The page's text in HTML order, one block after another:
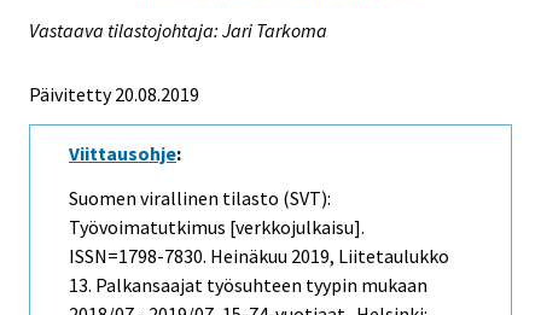
Vastaava tilastojohtaja: Jari Tarkoma
Päivitetty 20.08.2019
Viittausohje:
Suomen virallinen tilasto (SVT):
Työvoimatutkimus [verkkojulkaisu].
ISSN=1798-7830. Heinäkuu 2019, Liitetaulukko
13. Palkansaajat työsuhteen tyypin mukaan